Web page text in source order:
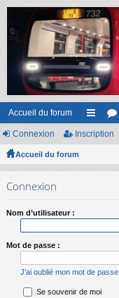
Accueil du forum
ac
s
or
Connexion Inscription
Accueil du forum
Connexion
Nom d’utilisateur :
Mot de passe :
J’ai oublié mon mot de passe
Se souvenir de moi